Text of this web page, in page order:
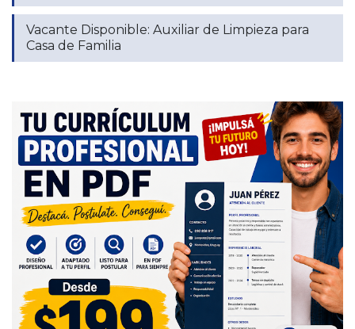
Vacante Disponible: Auxiliar de Limpieza para
Casa de Familia